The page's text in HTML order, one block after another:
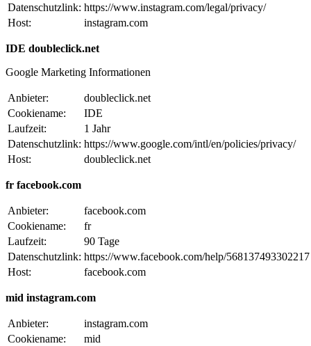
Datenschutzlink: https://www.instagram.com/legal/privacy/
Host:
instagram.com
IDE doubleclick.net
Google Marketing Informationen
Anbieter:
doubleclick.net
Cookiename:
IDE
Laufzeit:
1 Jahr
Datenschutzlink: https://www.google.com/intl/en/policies/privacy/
Host:
doubleclick.net
fr facebook.com
Anbieter:
facebook.com
Cookiename:
fr
Laufzeit:
90 Tage
Datenschutzlink: https://www.facebook.com/help/568137493302217
Host:
facebook.com
mid instagram.com
Anbieter:
instagram.com
Cookiename:
mid